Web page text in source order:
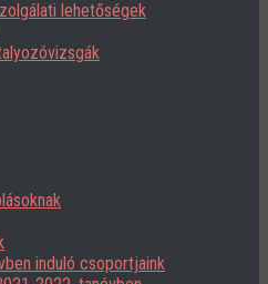
lehetőségek
induló csoportjaink